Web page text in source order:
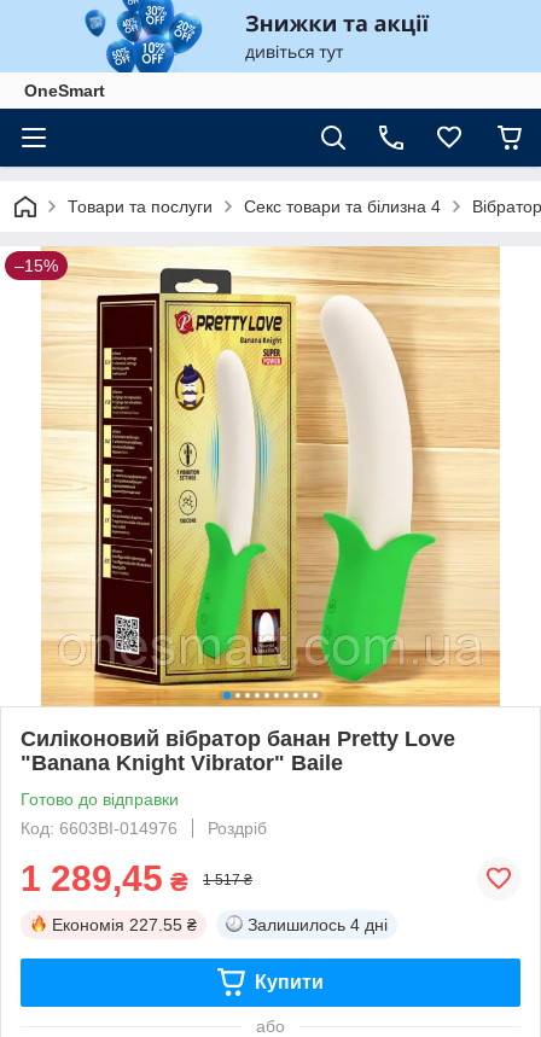
OneSmart
Товари та послуги Секс товари та білизна 4
–15%
Силіконовий вібратор банан Pretty Love
"Banana Knight Vibrator" Baile
Готово до відправки
Код: 6603BI-014976
Роздріб
1 289,45 ₴ 1 517 ₴
Економія 227.55 ₴ Залишилось 4 дні
Купити
або